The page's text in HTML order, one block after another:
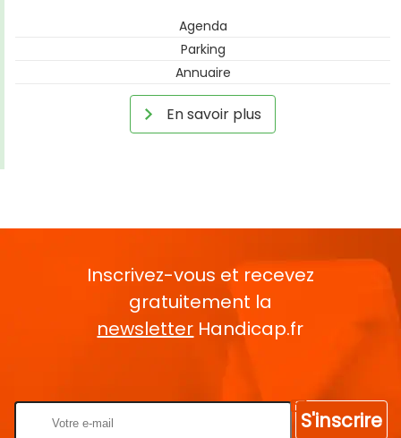
Agenda
Parking
Annuaire
En savoir plus
Inscrivez-vous et recevez
gratuitement la
newsletter Handicap.fr
S'inscrire